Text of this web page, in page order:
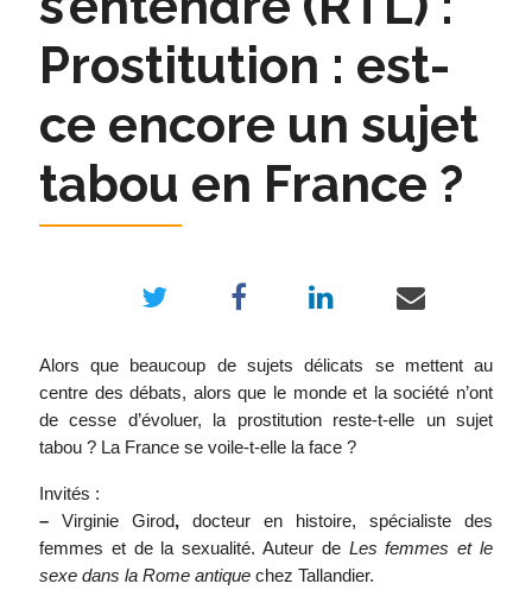
Prostitution : est-
ce encore un sujet
tabou en France ?
Alors que beaucoup de sujets délicats se mettent au
centre des débats, alors que le monde et la société n’ont
de cesse d’évoluer, la prostitution reste-t-elle un sujet
tabou ? La France se voile-t-elle la face ?
Invités :
– Virginie Girod, docteur en histoire, spécialiste des
femmes et de la sexualité. Auteur de Les femmes et le
sexe dans la Rome antiquechez Tallandier.